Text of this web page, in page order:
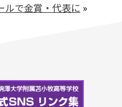
ルで金賞・代表に »